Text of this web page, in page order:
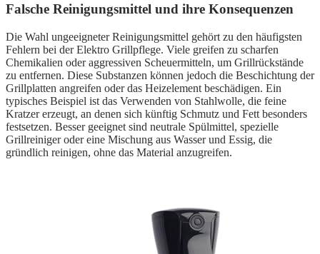
Falsche Reinigungsmittel und ihre Konsequenzen
Die Wahl ungeeigneter Reinigungsmittel gehört zu den häufigsten
Fehlern bei der Elektro Grillpflege. Viele greifen zu scharfen
Chemikalien oder aggressiven Scheuermitteln, um Grillrückstände
zu entfernen. Diese Substanzen können jedoch die Beschichtung der
Grillplatten angreifen oder das Heizelement beschädigen. Ein
typisches Beispiel ist das Verwenden von Stahlwolle, die feine
Kratzer erzeugt, an denen sich künftig Schmutz und Fett besonders
festsetzen. Besser geeignet sind neutrale Spülmittel, spezielle
Grillreiniger oder eine Mischung aus Wasser und Essig, die
gründlich reinigen, ohne das Material anzugreifen.